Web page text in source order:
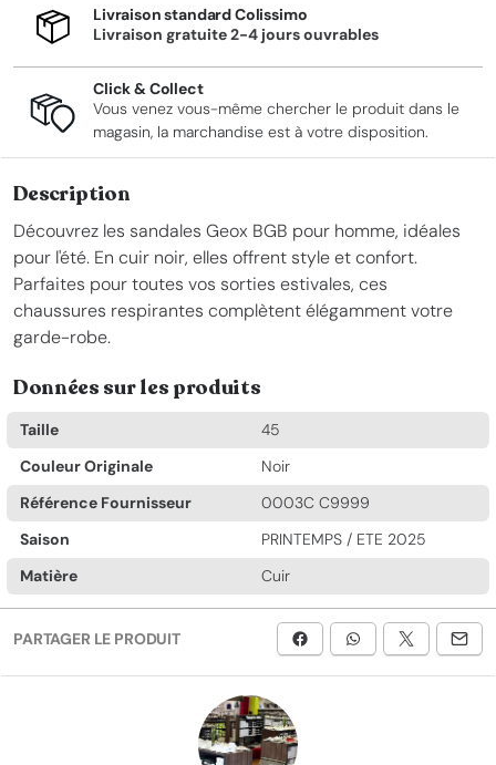
Livraison standard Colissimo
Livraison gratuite 2-4 jours ouvrables
Click & Collect
Vous venez vous-même chercher le produit dans le
magasin, la marchandise est à votre disposition.
Description
Découvrez les sandales Geox BGB pour homme, idéales
pour l'été. En cuir noir, elles offrent style et confort.
Parfaites pour toutes vos sorties estivales, ces
chaussures respirantes complètent élégamment votre
garde-robe.
Données sur les produits
Taille
45
Couleur Originale
Noir
Référence Fournisseur
0003C C9999
Saison
PRINTEMPS / ETE 2025
Matière
Cuir
PARTAGER LE PRODUIT